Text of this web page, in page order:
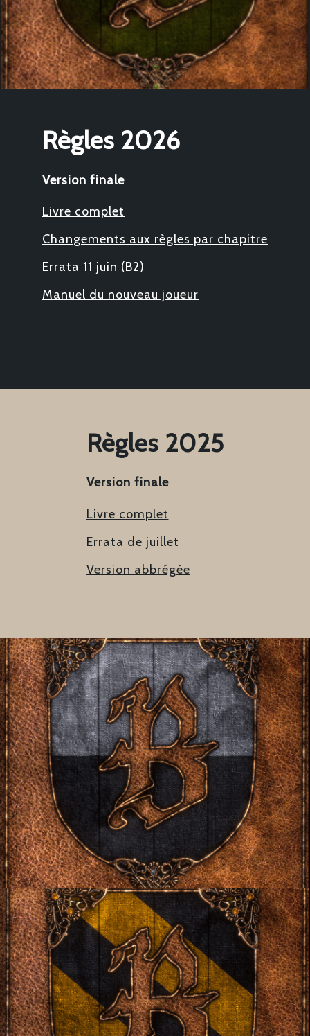
Règles 2026
Version finale
Livre complet
Changements aux règles par chapitre
Errata 11 juin (B2)
Manuel du nouveau joueur
Règles 2025
Version finale
Livre complet
Errata de juillet
Version abbrégée